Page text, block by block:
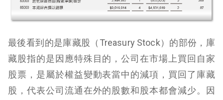
最後看到的是庫藏股（Treasury Stock）的部份，庫
藏股指的是因應特殊目的，公司在市場上買回自家
股票，是屬於權益變動表當中的減項，買回了庫藏
股，代表公司流通在外的股數和股本都會減少。因